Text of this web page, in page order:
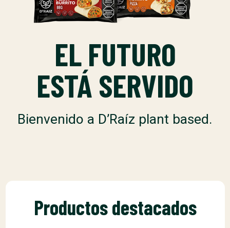
EL FUTURO
ESTÁ SERVIDO
Bienvenido a D’Raíz plant based.
Productos destacados